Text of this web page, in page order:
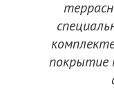
покрытие